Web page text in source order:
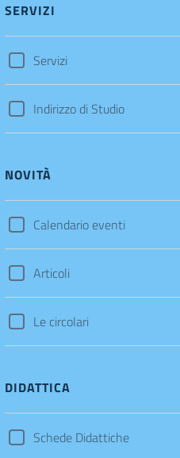
SERVIZI
Servizi
Indirizzo di Studio
NOVITÀ
Calendario eventi
Articoli
Le circolari
DIDATTICA
Schede Didattiche